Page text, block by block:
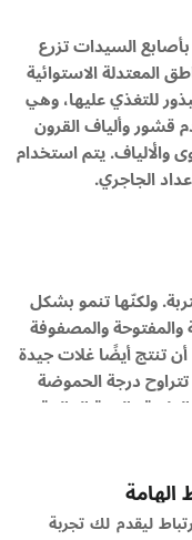
السيدات تزرع
المعتدلة الاستوائية
للتغذي عليها، وهي
قشور وألياف القرون
والألياف. يتم استخدام
الجاجري.
ولكنّها تنمو بشكل
والمفتوحة والمصفوفة
أن تنتج أيضًا غلات جيدة
تتراوح درجة الحموضة
6.0-6.8. أما التربة القلوية والتربة المالحة
هذا المحصول.
الهامة
ليقدم لك تجربة